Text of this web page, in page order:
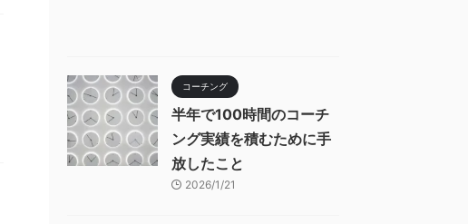
コーチング
半年で100時間のコーチ
ング実績を積むために手
放したこと
2026/1/21